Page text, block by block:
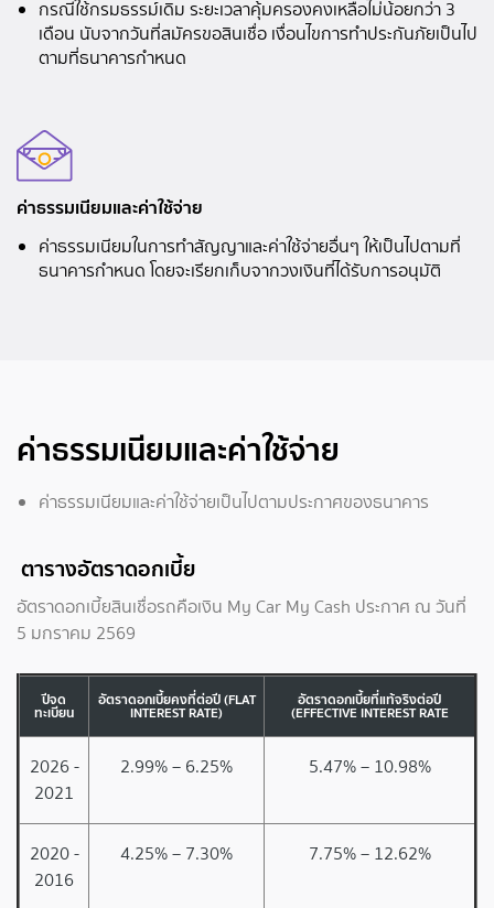
กรณีใช้กรมธรรม์เดิม ระยะเวลาคุ้มครองคงเหลือไม่น้อยกว่า 3
เดือน นับจากวันที่สมัครขอสินเชื่อ เงื่อนไขการทำประกันภัยเป็นไป
ตามที่ธนาคารกำหนด
ค่าธรรมเนียมและค่าใช้จ่าย
ค่าธรรมเนียมในการทำสัญญาและค่าใช้จ่ายอื่นๆ ให้เป็นไปตามที่
ธนาคารกำหนด โดยจะเรียกเก็บจากวงเงินที่ได้รับการอนุมัติ
ค่าธรรมเนียมและค่าใช้จ่าย
ค่าธรรมเนียมและค่าใช้จ่ายเป็นไปตามประกาศของธนาคาร
ตารางอัตราดอกเบี้ย
อัตราดอกเบี้ยสินเชื่อรถคือเงิน My Car My Cash ประกาศ ณ วันที่
5 มกราคม 2569
ปีจด
ทะเบียน
อัตราดอกเบี้ยคงที่ต่อปี (FLAT
INTEREST RATE)
อัตราดอกเบี้ยที่แท้จริงต่อปี
(EFFECTIVE INTEREST RATE
2026 -
2021
2.99% – 6.25% 5.47% – 10.98%
2020 -
2016
4.25% – 7.30% 7.75% – 12.62%